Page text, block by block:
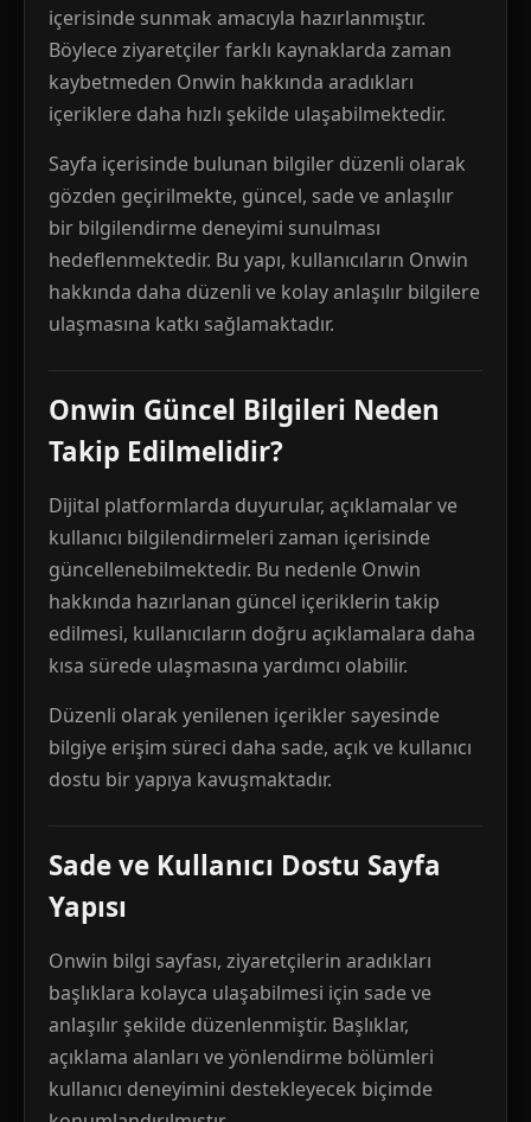
içerisinde sunmak amacıyla hazırlanmıştır.
Böylece ziyaretçiler farklı kaynaklarda zaman
kaybetmeden Onwin hakkında aradıkları
içeriklere daha hızlı şekilde ulaşabilmektedir.
Sayfa içerisinde bulunan bilgiler düzenli olarak
gözden geçirilmekte, güncel, sade ve anlaşılır
bir bilgilendirme deneyimi sunulması
hedeflenmektedir. Bu yapı, kullanıcıların Onwin
hakkında daha düzenli ve kolay anlaşılır bilgilere
ulaşmasına katkı sağlamaktadır.
Onwin Güncel Bilgileri Neden
Takip Edilmelidir?
Dijital platformlarda duyurular, açıklamalar ve
kullanıcı bilgilendirmeleri zaman içerisinde
güncellenebilmektedir. Bu nedenle Onwin
hakkında hazırlanan güncel içeriklerin takip
edilmesi, kullanıcıların doğru açıklamalara daha
kısa sürede ulaşmasına yardımcı olabilir.
Düzenli olarak yenilenen içerikler sayesinde
bilgiye erişim süreci daha sade, açık ve kullanıcı
dostu bir yapıya kavuşmaktadır.
Sade ve Kullanıcı Dostu Sayfa
Yapısı
Onwin bilgi sayfası, ziyaretçilerin aradıkları
başlıklara kolayca ulaşabilmesi için sade ve
anlaşılır şekilde düzenlenmiştir. Başlıklar,
açıklama alanları ve yönlendirme bölümleri
kullanıcı deneyimini destekleyecek biçimde